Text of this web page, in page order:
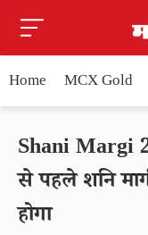
Home MCX Gold
Shani Margi
से पहले शनि
होगा